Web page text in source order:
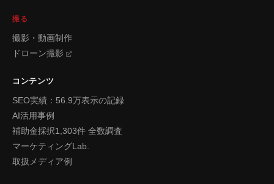
撮る
撮影・動画制作
ドローン撮影
コンテンツ
SEO実績：56.9万表示の記録
AI活用事例
補助金採択1,303件 全数調査
マーケティングLab.
取扱メディア例